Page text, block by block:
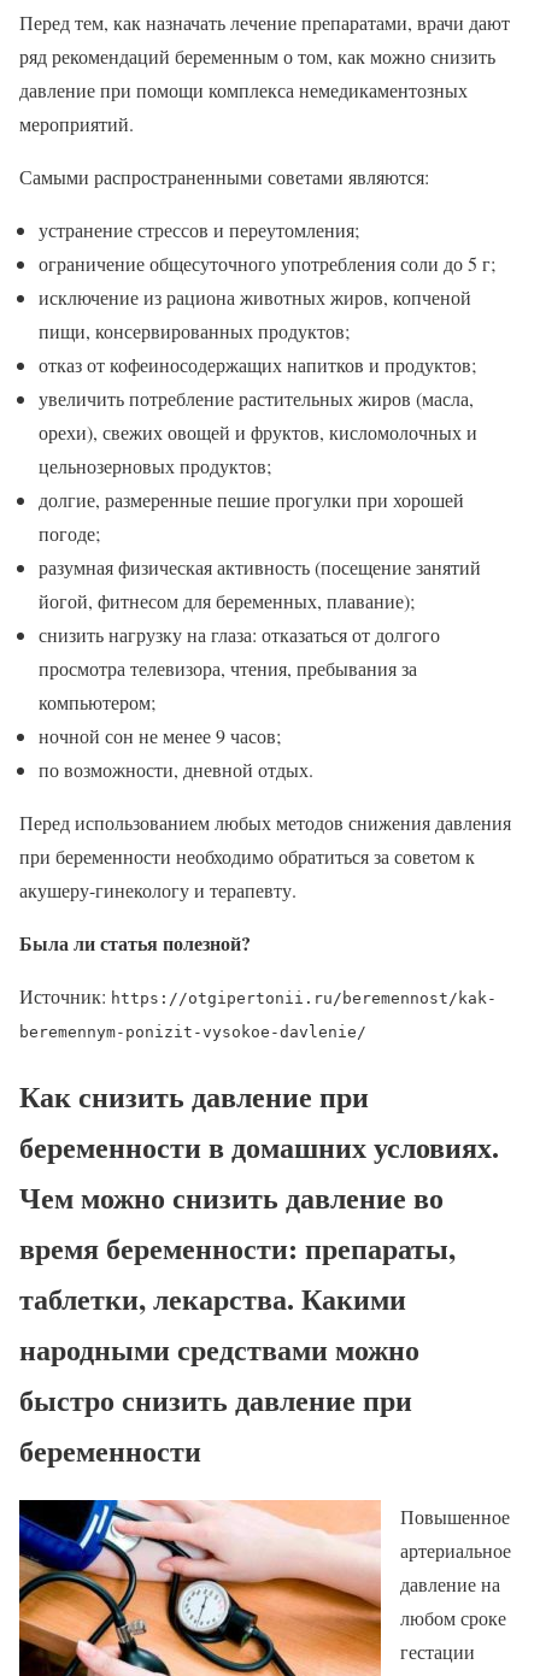
Перед тем, как назначать лечение препаратами, врачи дают
ряд рекомендаций беременным о том, как можно снизить
давление при помощи комплекса немедикаментозных
мероприятий.
Самыми распространенными советами являются:
устранение стрессов и переутомления;
ограничение общесуточного употребления соли до 5 г;
исключение из рациона животных жиров, копченой
пищи, консервированных продуктов;
отказ от кофеиносодержащих напитков и продуктов;
увеличить потребление растительных жиров (масла,
орехи), свежих овощей и фруктов, кисломолочных и
цельнозерновых продуктов;
долгие, размеренные пешие прогулки при хорошей
погоде;
разумная физическая активность (посещение занятий
йогой, фитнесом для беременных, плавание);
снизить нагрузку на глаза: отказаться от долгого
просмотра телевизора, чтения, пребывания за
компьютером;
ночной сон не менее 9 часов;
по возможности, дневной отдых.
Перед использованием любых методов снижения давления
при беременности необходимо обратиться за советом к
акушеру-гинекологу и терапевту.
Была ли статья полезной?
Источник: https://otgipertonii.ru/beremennost/kak-
beremennym-ponizit-vysokoe-davlenie/
Как снизить давление при
беременности в домашних условиях.
Чем можно снизить давление во
время беременности: препараты,
таблетки, лекарства. Какими
народными средствами можно
быстро снизить давление при
беременности
Повышенное
артериальное
давление на
любом сроке
гестации